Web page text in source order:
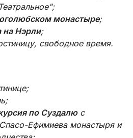
монастыре;
на Нэрли;
свободное время.
по Суздалюс
Ефимиева монастыря и